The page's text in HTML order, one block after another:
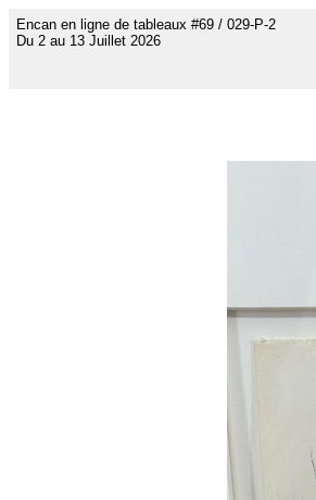
Encan en ligne de tableaux #69 / 029-P-2
Du 2 au 13 Juillet 2026